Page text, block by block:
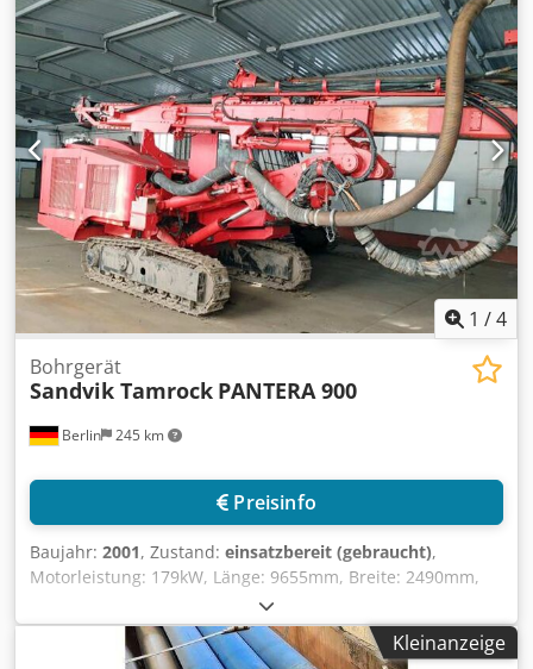
Bohrstangenlänge: 4321mm, max. Bohrtiefe: 4020mm,
Ladebühne HL 210, CE-Standard, Luft-/Wasserspülung,
Wärmetauscher und Hochdruckpumpe Swellex, ohne
Bohrhämmer. Cjdel Tn Epspfx Agloha
1 /4
Berlin 245 km
Bohrgerät
Sandvik Tamrock PANTERA 900
Preisinfo
Baujahr: 2001, Zustand: einsatzbereit (gebraucht),
Motorleistung: 179kW, Länge: 9655mm, Breite: 2490mm,
Höhe: 2630mm, Gewicht: 18,7t, mit Dokumentation.
Chjdpfjnxk H Nox Agloa
Kleinanzeige